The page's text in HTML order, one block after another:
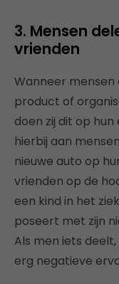
3. Mensen
vrienden
Wanneer
product of
doen zij dit op
hierbij aan
nieuwe auto op
vrienden op de
een kind in het
poseert met zijn
Als men iets
erg negatieve